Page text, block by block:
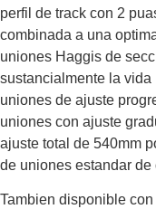
perfil de track con 2
combinada a una
uniones Haggis de
sustancialmente la
uniones de ajuste
uniones con ajuste
ajuste total de 540mm
de uniones estandar
Tambien disponible